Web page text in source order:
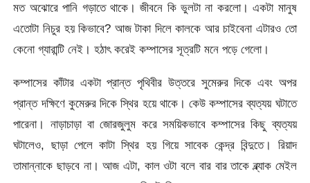
মত অঝোরে পানি গড়াতে থাকে। জীবনে কি ভুলটা না করলো। একটা মানুষ
এতোটা নিচুর হয় কিভাবে? আজ টাকা দিলে কালকে আর চাইবেনা এটারও তো
কেনো গ্যারান্টি নেই। হঠাৎ করেই কম্পাসের সূত্রটি মনে পড়ে গেলো।
কম্পাসের কাঁটার একটা প্রান্ত পৃথিবীর উত্তরে সুমেরুর দিকে এবং অপর
প্রান্ত দক্ষিণে কুমেরুর দিকে স্থির হয়ে থাকে। কেউ কম্পাসের ব্যত্যয় ঘটাতে
পারেনা। নাড়াচাড়া বা জোরজুলুম করে সময়িকভাবে কম্পাসের কিছু ব্যত্যয়
ঘটালেও, ছাড়া পেলে কাটা স্থির হয় গিয়ে সাবেক কেন্দ্র বিন্দুতে। রিয়াদ
তামান্নাকে ছাড়বে না। আজ এটা, কাল ওটা বলে বার বার তাকে ব্ল্যাক মেইল